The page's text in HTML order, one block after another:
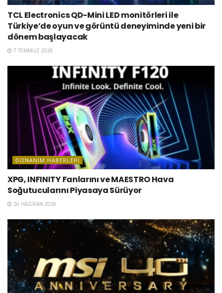
TCL Electronics QD-Mini LED monitörleri ile
Türkiye’de oyun ve görüntü deneyiminde yeni bir
dönem başlayacak
7 TEMMUZ 2026
DONANIM HABERLERI
XPG, INFINITY Fanlarını ve MAESTRO Hava
Soğutucularını Piyasaya Sürüyor
26 HAZIRAN 2026